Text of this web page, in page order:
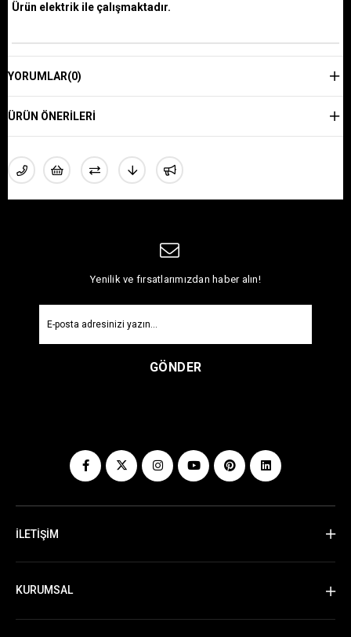
Ürün elektrik ile çalışmaktadır.
YORUMLAR(0)
ÜRÜN ÖNERILERI
Yenilik ve fırsatlarımızdan haber alın!
GÖNDER
İLETİŞİM
KURUMSAL